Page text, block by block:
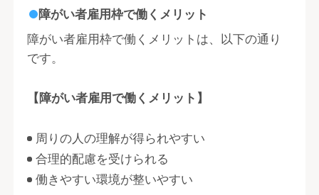
障がい者雇用枠で働くメリット
障がい者雇用枠で働くメリットは、以下の通り
です。
【障がい者雇用で働くメリット】
周りの人の理解が得られやすい
合理的配慮を受けられる
働きやすい環境が整いやすい